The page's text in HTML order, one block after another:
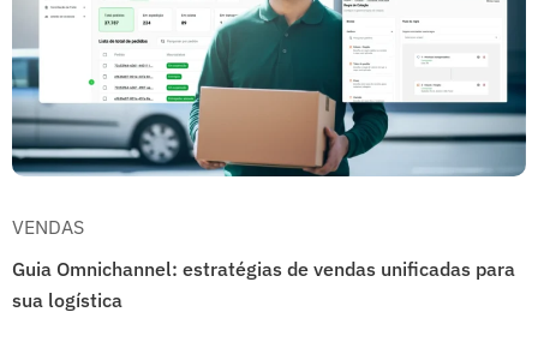
VENDAS
Guia Omnichannel: estratégias de vendas unificadas para
sua logística